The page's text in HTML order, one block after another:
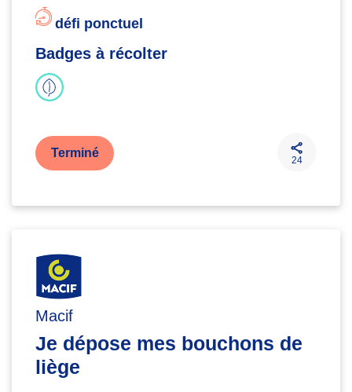
défi ponctuel
Badges à récolter
Terminé
24
Macif
Je dépose mes bouchons de
liège